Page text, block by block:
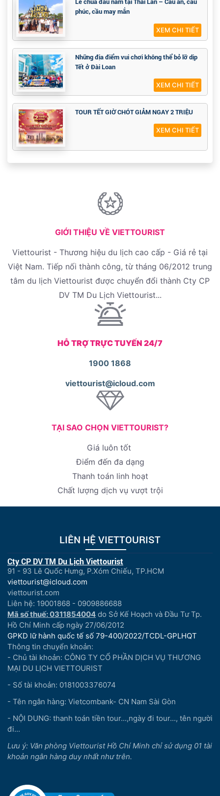
phúc, cầu may mắn
XEM CHI TIẾT
Những địa điểm vui chơi không thể bỏ lỡ dịp
Tết ở Đài Loan
XEM CHI TIẾT
TOUR TẾT GIỜ CHÓT GIẢM NGAY 2 TRIỆU
XEM CHI TIẾT
GIỚI THIỆU VỀ VIETTOURIST
Viettourist - Thương hiệu du lịch cao cấp - Giá rẻ tại
Việt Nam. Tiếp nối thành công, từ tháng 06/2012 trung
tâm du lịch Viettourist được chuyển đổi thành Cty CP
DV TM Du Lịch Viettourist...
HỖ TRỢ TRỰC TUYẾN 24/7
1900 1868
viettourist@icloud.com
TẠI SAO CHỌN VIETTOURIST?
Giá luôn tốt
Điểm đến đa dạng
Thanh toán linh hoạt
Chất lượng dịch vụ vượt trội
LIÊN HỆ VIETTOURIST
Cty CP DV TM Du Lịch Viettourist
91 - 93 Lê Quốc Hưng, P.Xóm Chiếu, TP.HCM
viettourist@icloud.com
viettourist.com
Liên hệ: 19001868 - 0909886688
Mã số thuế: 0311854004 do Sở Kế Hoạch và Đầu Tư Tp.
Hồ Chí Minh cấp ngày 27/06/2012
GPKD lữ hành quốc tế số 79-400/2022/TCDL-GPLHQT
Thông tin chuyển khoản:
- Chủ tài khoản: CÔNG TY CỔ PHẦN DỊCH VỤ THƯƠNG
MẠI DU LỊCH VIETTOURIST
- Số tài khoản: 0181003376074
- Tên ngân hàng: Vietcombank- CN Nam Sài Gòn
- NỘI DUNG: thanh toán tiền tour...,ngày đi tour..., tên người
đi...
Lưu ý: Văn phòng Viettourist Hồ Chí Minh chỉ sử dụng 01 tài
khoản ngân hàng duy nhất như trên.